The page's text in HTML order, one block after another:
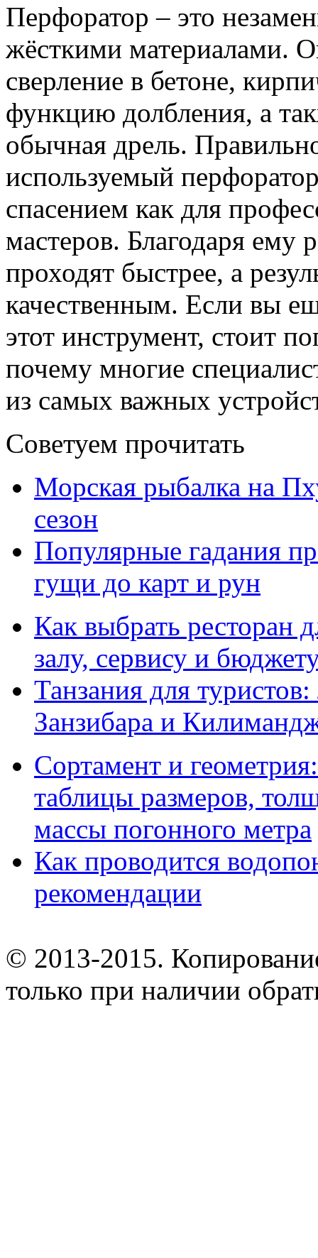
Перфоратор – это
жёсткими материалами.
сверление в бетоне,
функцию долбления, а
обычная дрель.
используемый
спасением как для
мастеров. Благодаря ему
проходят быстрее, а
качественным. Если вы
этот инструмент, стоит
почему многие
из самых важных
Советуем прочитать
Морская рыбалка на
сезон
Популярные гадания
гущи до карт и рун
Как выбрать ресторан
залу, сервису и
Танзания для
Занзибара и
Сортамент и
таблицы размеров,
массы погонного метра
Как проводится
рекомендации
© 2013-2015.
только при наличии